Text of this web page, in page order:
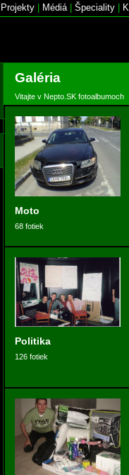
Projekty Médiá| Špeciality
Galéria
Vitajte v Nepto.SK fotoalbumoch
Moto
68 fotiek
Politika
126 fotiek